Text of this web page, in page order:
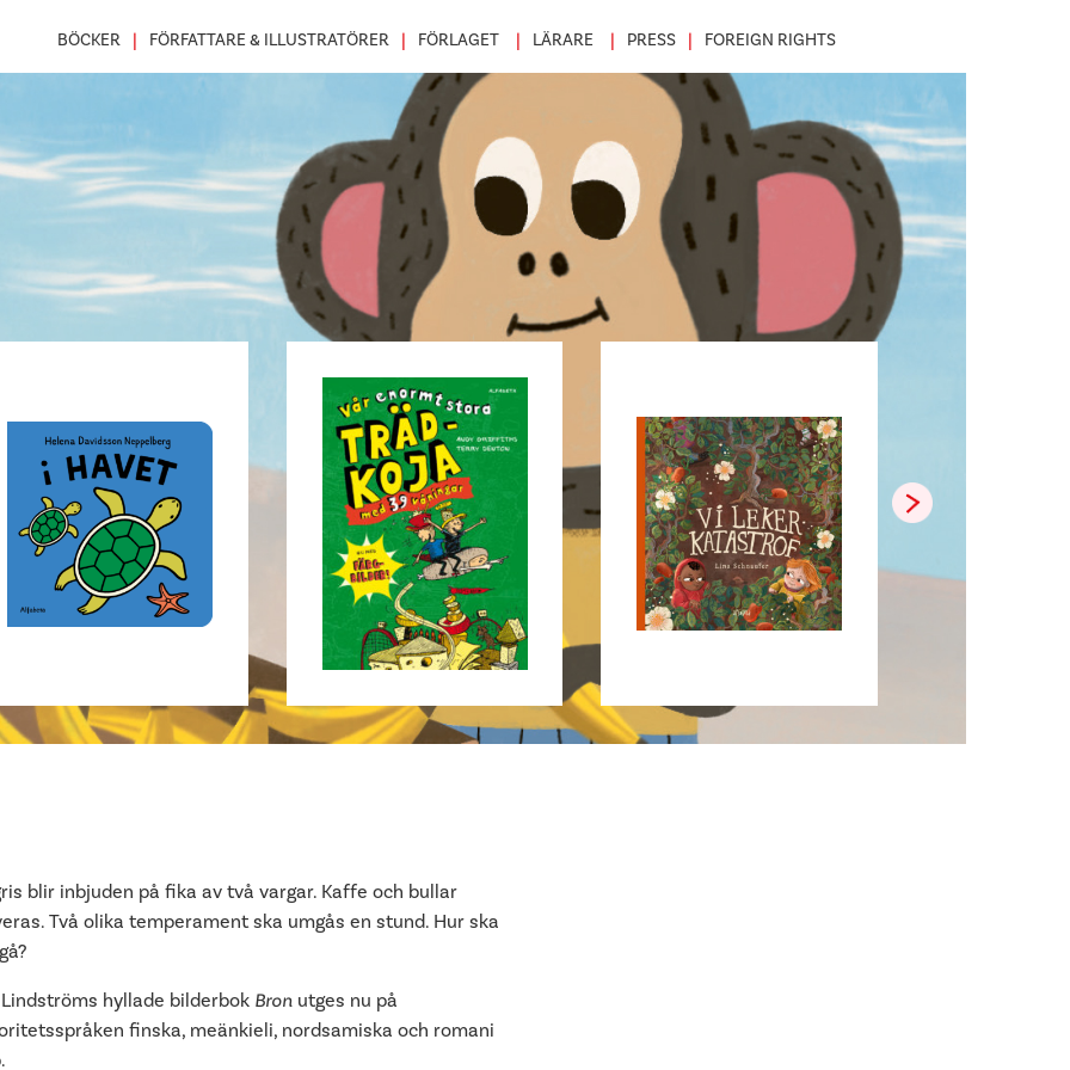
BÖCKER FÖRFATTARE & ILLUSTRATÖRER FÖRLAGET LÄRARE PRESS FOREIGN RIGHTS
blir inbjuden på fika av två vargar. Kaffe och bullar
Två olika temperament ska umgås en stund. Hur ska
Lindströms hyllade bilderbok Bron utges nu på
finska, meänkieli, nordsamiska och romani